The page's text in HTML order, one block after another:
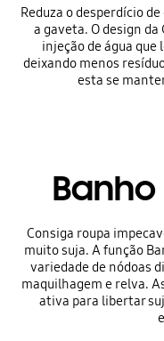
Reduza o desperdício
a gaveta. O design
injeção de água
deixando menos
esta se
Consiga roupa
muito suja. A função
variedade de nódoas
maquilhagem e relva.
ativa para libertar